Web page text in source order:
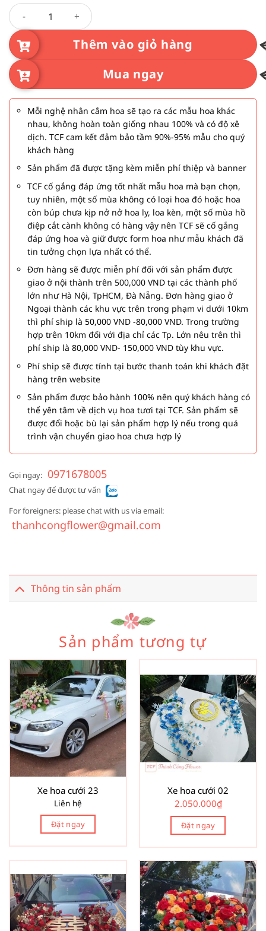
Xe hoa cưới 11 số lượng
Thêm vào giỏ hàng
Mua ngay
Mỗi nghệ nhân cắm hoa sẽ tạo ra các mẫu hoa khác
nhau, không hoàn toàn giống nhau 100% và có độ xê
dịch. TCF cam kết đảm bảo tầm 90%-95% mẫu cho quý
khách hàng
Sản phẩm đã được tặng kèm miễn phí thiệp và banner
TCF cố gắng đáp ứng tốt nhất mẫu hoa mà bạn chọn,
tuy nhiên, một số mùa không có loại hoa đó hoặc hoa
còn búp chưa kịp nở nở hoa ly, loa kèn, một số mùa hồ
điệp cắt cành không có hàng vậy nên TCF sẽ cố gắng
đáp ứng hoa và giữ được form hoa như mẫu khách đã
tin tưởng chọn lựa nhất có thể.
Đơn hàng sẽ được miễn phí đối với sản phẩm được
giao ở nội thành trên 500,000 VND tại các thành phố
lớn như Hà Nội, TpHCM, Đà Nẵng. Đơn hàng giao ở
Ngoại thành các khu vực trên trong phạm vi dưới 10km
thì phí ship là 50,000 VND -80,000 VND. Trong trường
hợp trên 10km đối với địa chỉ các Tp. Lớn nêu trên thì
phí ship là 80,000 VND- 150,000 VND tùy khu vực.
Phí ship sẽ được tính tại bước thanh toán khi khách đặt
hàng trên website
Sản phẩm được bảo hành 100% nên quý khách hàng có
thể yên tâm về dịch vụ hoa tươi tại TCF. Sản phẩm sẽ
được đổi hoặc bù lại sản phẩm hợp lý nếu trong quá
trình vận chuyển giao hoa chưa hợp lý
Gọi ngay: 0971678005
Chat ngay để được tư vấn
For foreigners: please chat with us via email:
thanhcongflower@gmail.com
Thông tin sản phẩm
Sản phẩm tương tự
Xe hoa cưới 23
Liên hệ
Đặt ngay
Xe hoa cưới 02
2.050.000₫
Đặt ngay